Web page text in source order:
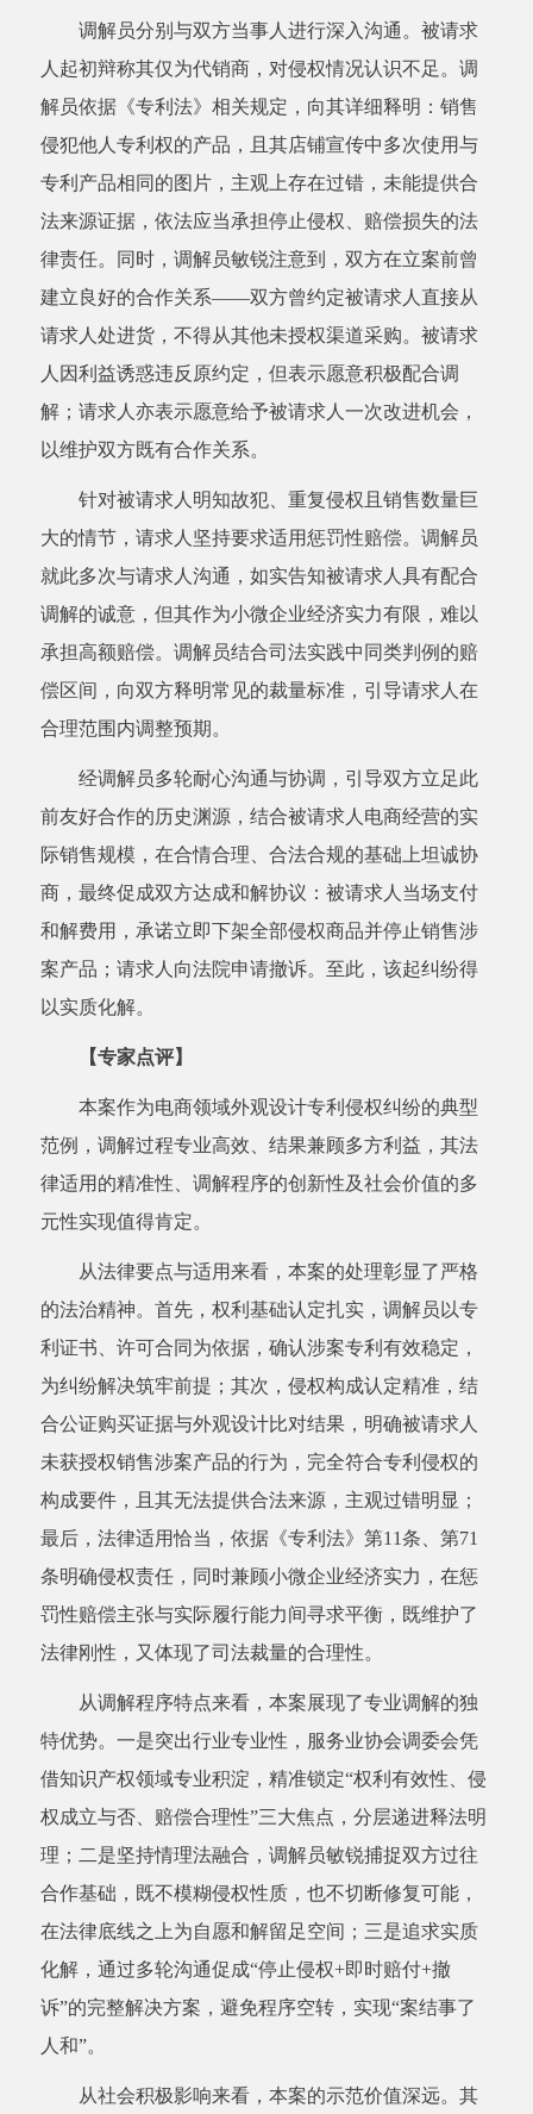
调解员分别与双方当事人进行深入沟通。被请求
人起初辩称其仅为代销商，对侵权情况认识不足。调
解员依据《专利法》相关规定，向其详细释明：销售
侵犯他人专利权的产品，且其店铺宣传中多次使用与
专利产品相同的图片，主观上存在过错，未能提供合
法来源证据，依法应当承担停止侵权、赔偿损失的法
律责任。同时，调解员敏锐注意到，双方在立案前曾
建立良好的合作关系——双方曾约定被请求人直接从
请求人处进货，不得从其他未授权渠道采购。被请求
人因利益诱惑违反原约定，但表示愿意积极配合调
解；请求人亦表示愿意给予被请求人一次改进机会，
以维护双方既有合作关系。
针对被请求人明知故犯、重复侵权且销售数量巨
大的情节，请求人坚持要求适用惩罚性赔偿。调解员
就此多次与请求人沟通，如实告知被请求人具有配合
调解的诚意，但其作为小微企业经济实力有限，难以
承担高额赔偿。调解员结合司法实践中同类判例的赔
偿区间，向双方释明常见的裁量标准，引导请求人在
合理范围内调整预期。
经调解员多轮耐心沟通与协调，引导双方立足此
前友好合作的历史渊源，结合被请求人电商经营的实
际销售规模，在合情合理、合法合规的基础上坦诚协
商，最终促成双方达成和解协议：被请求人当场支付
和解费用，承诺立即下架全部侵权商品并停止销售涉
案产品；请求人向法院申请撤诉。至此，该起纠纷得
以实质化解。
【专家点评】
本案作为电商领域外观设计专利侵权纠纷的典型
范例，调解过程专业高效、结果兼顾多方利益，其法
律适用的精准性、调解程序的创新性及社会价值的多
元性实现值得肯定。
从法律要点与适用来看，本案的处理彰显了严格
的法治精神。首先，权利基础认定扎实，调解员以专
利证书、许可合同为依据，确认涉案专利有效稳定，
为纠纷解决筑牢前提；其次，侵权构成认定精准，结
合公证购买证据与外观设计比对结果，明确被请求人
未获授权销售涉案产品的行为，完全符合专利侵权的
构成要件，且其无法提供合法来源，主观过错明显；
最后，法律适用恰当，依据《专利法》第11条、第71
条明确侵权责任，同时兼顾小微企业经济实力，在惩
罚性赔偿主张与实际履行能力间寻求平衡，既维护了
法律刚性，又体现了司法裁量的合理性。
从调解程序特点来看，本案展现了专业调解的独
特优势。一是突出行业专业性，服务业协会调委会凭
借知识产权领域专业积淀，精准锁定“权利有效性、侵
权成立与否、赔偿合理性”三大焦点，分层递进释法明
理；二是坚持情理法融合，调解员敏锐捕捉双方过往
合作基础，既不模糊侵权性质，也不切断修复可能，
在法律底线之上为自愿和解留足空间；三是追求实质
化解，通过多轮沟通促成“停止侵权+即时赔付+撤
诉”的完整解决方案，避免程序空转，实现“案结事了
人和”。
从社会积极影响来看，本案的示范价值深远。其